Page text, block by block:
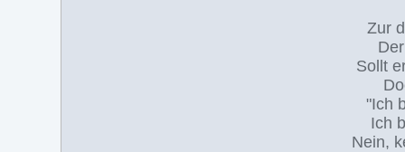
Zur
Sollt
"Ich
Ich
Nein,